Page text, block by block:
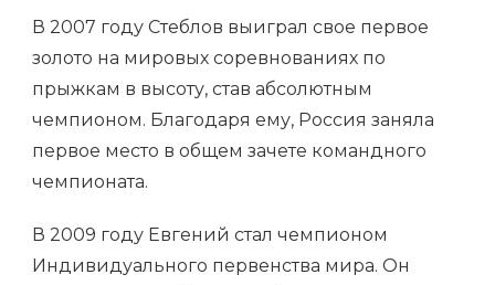
В 2007 году Стеблов выиграл свое первое
золото на мировых соревнованиях по
прыжкам в высоту, став абсолютным
чемпионом. Благодаря ему, Россия заняла
первое место в общем зачете командного
чемпионата.
В 2009 году Евгений стал чемпионом
Индивидуального первенства мира. Он